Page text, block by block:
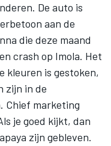
De auto is
aan de
die deze maand
crash op Imola. Het
kleuren is gestoken,
zijn in de
Chief marketing
je goed kijkt, dan
zijn gebleven.